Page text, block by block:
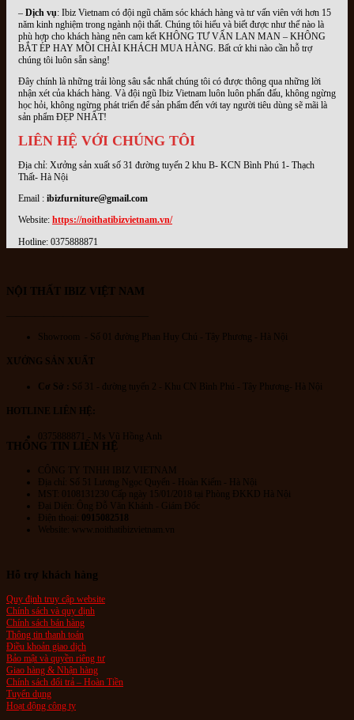
– Dịch vụ: Ibiz Vietnam có đội ngũ chăm sóc khách hàng và tư vấn viên với hơn 15
năm kinh nghiệm trong ngành nội thất. Chúng tôi hiểu và biết được như thế nào là
phù hợp cho khách hàng nên cam kết KHÔNG TƯ VẤN LAN MAN – KHÔNG
BẮT ÉP HAY MỒI CHÀI KHÁCH MUA HÀNG. Bất cứ khi nào cần hỗ trợ
chúng tôi luôn sẵn sàng!
Đây chính là những trải lòng sâu sắc nhất chúng tôi có được thông qua những lời
nhận xét của khách hàng. Và đội ngũ Ibiz Vietnam luôn luôn phấn đấu, không ngừng
học hỏi, không ngừng phát triển để sản phẩm đến với tay người tiêu dùng sẽ mãi là
sản phẩm ĐẸP NHẤT!
LIÊN HỆ VỚI CHÚNG TÔI
Địa chỉ: Xưởng sản xuất số 31 đường tuyến 2 khu B- KCN Bình Phú 1- Thạch
Thất- Hà Nội
Email : ibizfurniture@gmail.com
Website: https://noithatibizvietnam.vn/
Hotline: 0375888871
NỘI THẤT IBIZ VIỆT NAM
Showroom - Số 01 đường Phan Huy Chú - Tây Phương - Hà Nội
XƯỞNG SẢN XUẤT
Cơ Sở : Số 31 - đường tuyến 2 - Khu CN Bình Phú - Tây Phương- Hà Nội
HOTLINE LIÊN HỆ:
0375888871 - Ms Vũ Hồng Anh
THÔNG TIN LIÊN HỆ
CÔNG TY TNHH IBIZ VIETNAM
Địa chỉ: Số 51 Lương Ngọc Quyến - Hoàn Kiếm - Hà Nội
MST: 0108131230 Cấp ngày 15/01/2018 tại Phòng ĐKKD Hà Nội
Đại Diện: Ông Đỗ Văn Khánh - Giám Đốc
Điện thoại: 0915082518
Website: www.noithatibizvietnam.vn
Hỗ trợ khách hàng
Quy định truy cập website
Chính sách và quy định
Chính sách bán hàng
Thông tin thanh toán
Điều khoản giao dịch
Bảo mật và quyền riêng tư
Giao hàng & Nhận hàng
Chính sách đổi trả – Hoàn Tiền
Tuyển dụng
Hoạt động công ty